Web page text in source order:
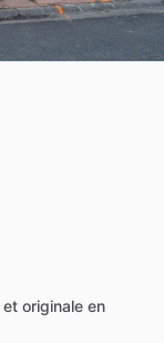
et originale en